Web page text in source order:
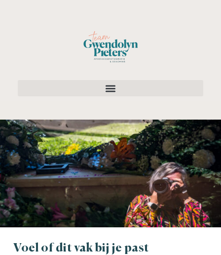
Voel of dit vak bij je past